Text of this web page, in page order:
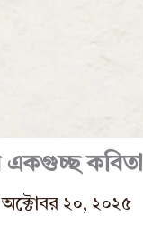
একগুচ্ছ কবিতা
অক্টোবর ২০, ২০২৫